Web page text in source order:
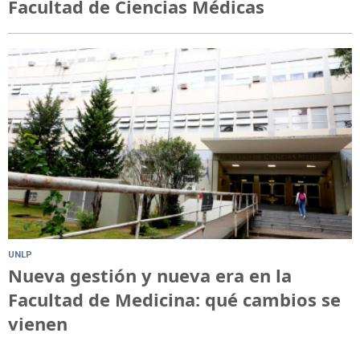
Facultad de Ciencias Médicas
UNLP
Nueva gestión y nueva era en la
Facultad de Medicina: qué cambios se
vienen